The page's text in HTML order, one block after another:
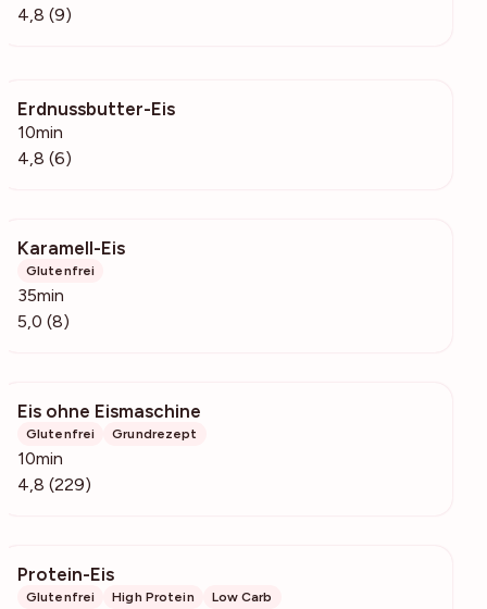
4,8 (9)
Erdnussbutter-Eis
10min
4,8 (6)
Karamell-Eis
Glutenfrei
35min
5,0 (8)
Eis ohne Eismaschine
Glutenfrei Grundrezept
10min
4,8 (229)
Protein-Eis
Glutenfrei High Protein Low Carb